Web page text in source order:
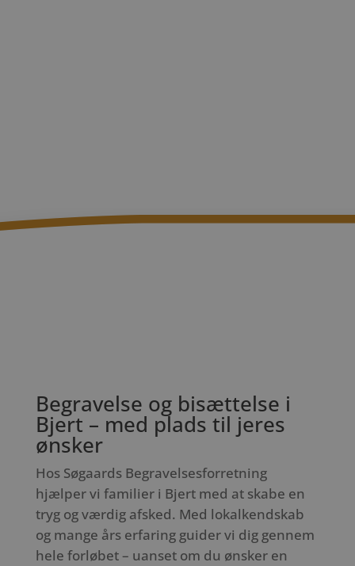
Begravelse og bisættelse i
Bjert – med plads til jeres
ønsker
Hos Søgaards Begravelsesforretning
hjælper vi familier i Bjert med at skabe en
tryg og værdig afsked. Med lokalkendskab
og mange års erfaring guider vi dig gennem
hele forløbet – uanset om du ønsker en